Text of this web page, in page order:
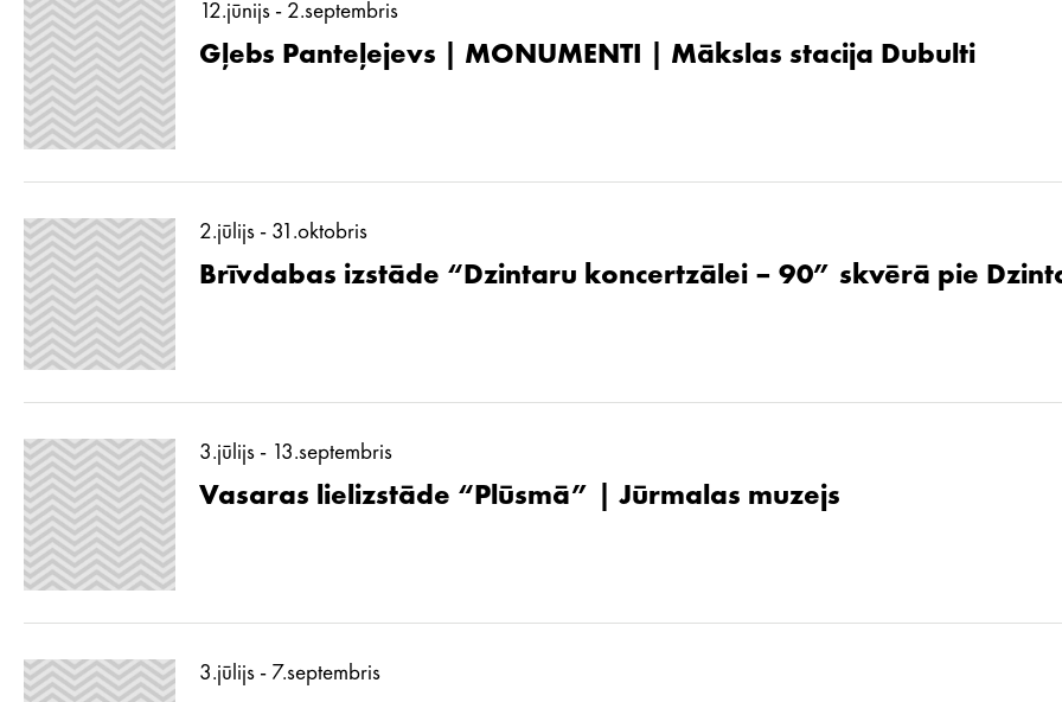
12.jūnijs - 2.septembris
Gļebs Panteļejevs | MONUMENTI | Mākslas stacija Dubulti
2.jūlijs - 31.oktobris
Brīvdabas izstāde “Dzintaru koncertzālei – 90” skvērā pie
3.jūlijs - 13.septembris
Vasaras lielizstāde “Plūsmā” | Jūrmalas muzejs
3.jūlijs - 7.septembris